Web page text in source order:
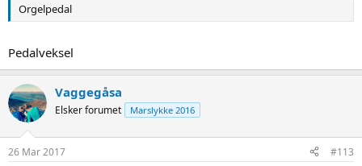
Orgelpedal
Pedalveksel
Vaggegåsa
Elsker forumet Marslykke 2016
26 Mar 2017 #113